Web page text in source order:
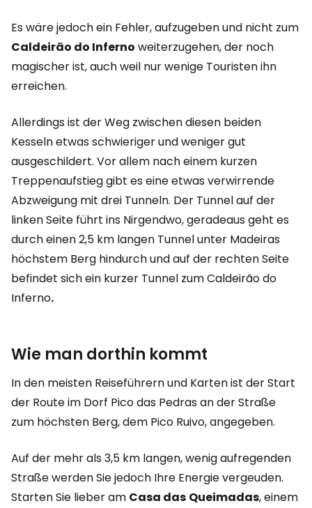
Es wäre jedoch ein Fehler, aufzugeben und nicht zum
Caldeirão do Inferno weiterzugehen, der noch
magischer ist, auch weil nur wenige Touristen ihn
erreichen.
Allerdings ist der Weg zwischen diesen beiden
Kesseln etwas schwieriger und weniger gut
ausgeschildert. Vor allem nach einem kurzen
Treppenaufstieg gibt es eine etwas verwirrende
Abzweigung mit drei Tunneln. Der Tunnel auf der
linken Seite führt ins Nirgendwo, geradeaus geht es
durch einen 2,5 km langen Tunnel unter Madeiras
höchstem Berg hindurch und auf der rechten Seite
befindet sich ein kurzer Tunnel zum Caldeirão do
Inferno.
Wie man dorthin kommt
In den meisten Reiseführern und Karten ist der Start
der Route im Dorf Pico das Pedras an der Straße
zum höchsten Berg, dem Pico Ruivo, angegeben.
Auf der mehr als 3,5 km langen, wenig aufregenden
Straße werden Sie jedoch Ihre Energie vergeuden.
Starten Sie lieber am Casa das Queimadas, einem